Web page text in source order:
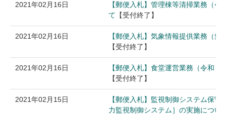
2021年02月16日
【郵便入札】管理棟等清掃業務（
て 【受付終了】
2021年02月16日
【郵便入札】気象情報提供業務（
【受付終了】
2021年02月16日
【郵便入札】食堂運営業務（令和３
【受付終了】
2021年02月15日
【郵便入札】監視制御システム保
力監視制御システム］の実施につい